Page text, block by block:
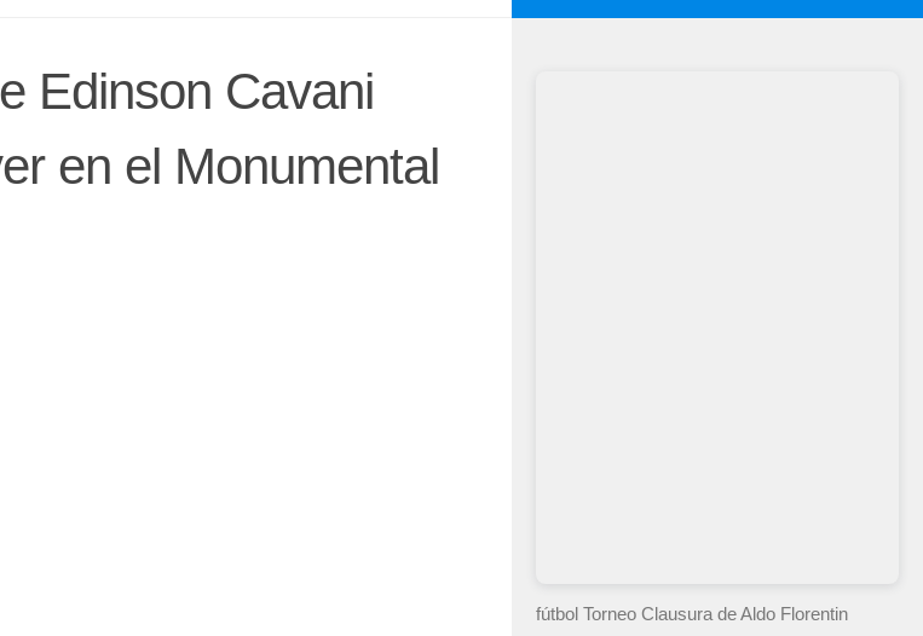
Edinson Cavani
en el Monumental
fútbol Torneo Clausurade Aldo Florentin